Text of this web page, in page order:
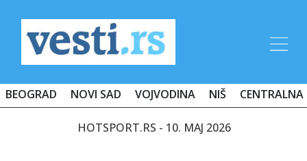
BEOGRAD NOVI SAD VOJVODINA NIŠ CENTRALNA
HOTSPORT.RS - 10. MAJ 2026